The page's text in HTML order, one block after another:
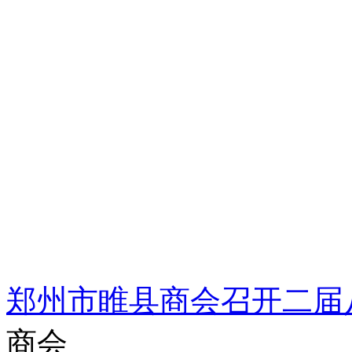
郑州市睢县商会召开二
商会